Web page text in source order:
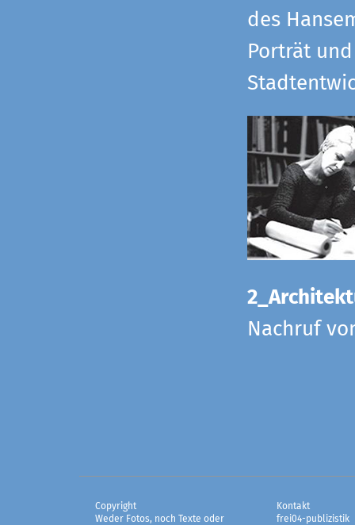
des
Porträt
Nachruf
Copyright
Weder Fotos, noch Texte oder
Kontakt
frei04-publizistik